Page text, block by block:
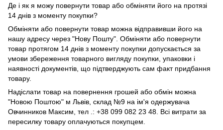
Де і як я можу повернути товар або обміняти його на протязі
14 днів з моменту покупки?
Обміняти або повернути товар можна відправивши його на
нашу адресу через "Нову Пошту". Обміняти або повернути
товар протягом 14 днів з моменту покупки допускається за
умови збереження товарного вигляду покупки, упаковки і
наявності документів, що підтверджують сам факт придбання
товару.
Надіслати товар на повернення грошей або обмін можна
"Новою Поштою" м Львів, склад №9 на ім'я одержувача
Овчинников Максим, тел .: +38 099 082 23 48. Всі витрати за
пересилку товару оплачуються покупцем.